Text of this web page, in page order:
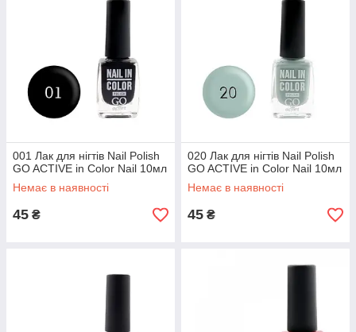
001 Лак для нігтів Nail Polish
GO ACTIVE in Color Nail 10мл
Немає в наявності
45 ₴
020 Лак для нігтів Nail Polish
GO ACTIVE in Color Nail 10мл
Немає в наявності
45 ₴